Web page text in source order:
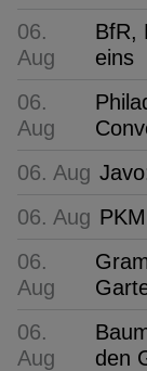
06.
Aug
BfR,
eins
06.
Aug
06. Aug
06. Aug
06.
Aug
06.
Aug
den